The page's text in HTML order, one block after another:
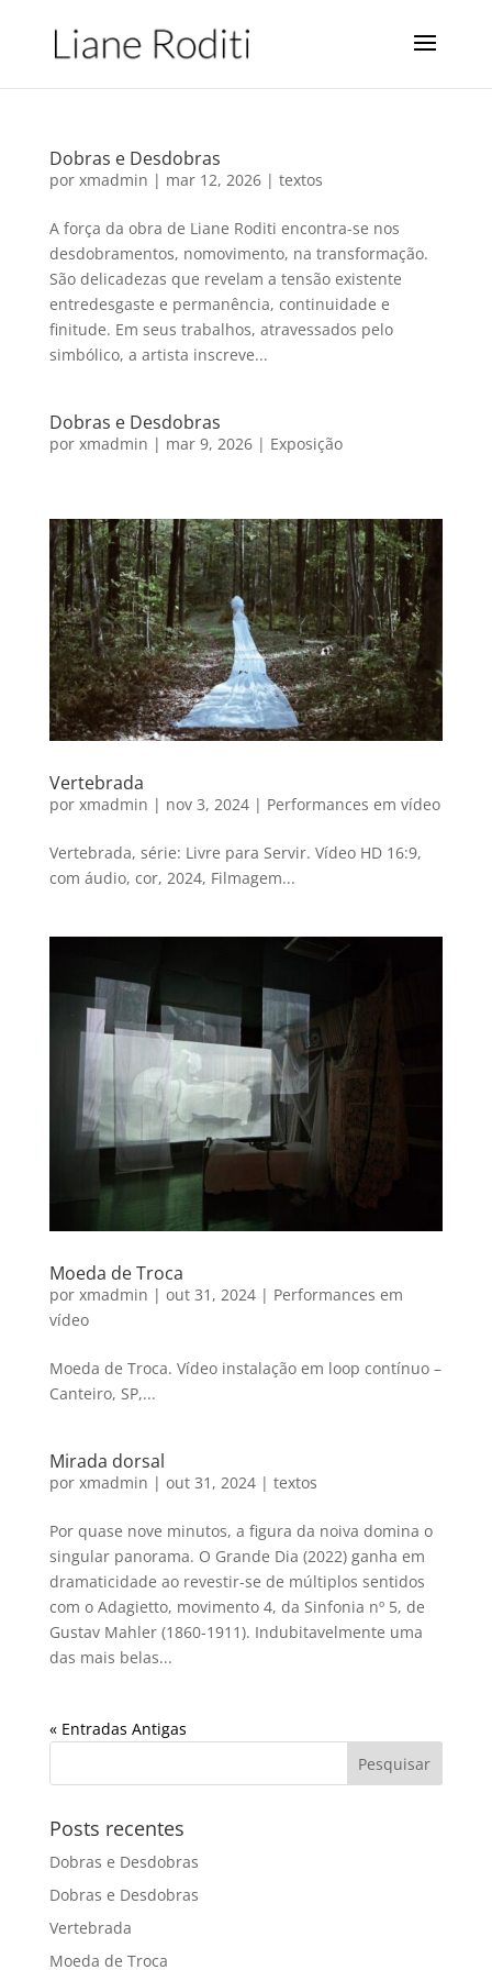
Dobras e Desdobras
por xmadmin | mar 12, 2026| textos
A força da obra de Liane Roditi encontra-se nos
desdobramentos, nomovimento, na transformação.
São delicadezas que revelam a tensão existente
entredesgaste e permanência, continuidade e
finitude. Em seus trabalhos, atravessados pelo
simbólico, a artista inscreve...
Dobras e Desdobras
por xmadmin | mar 9, 2026| Exposição
Vertebrada
por xmadmin | nov 3, 2024| Performances em vídeo
Vertebrada, série: Livre para Servir. Vídeo HD 16:9,
com áudio, cor, 2024, Filmagem...
Moeda de Troca
por xmadmin | out 31, 2024| Performances em
vídeo
Moeda de Troca. Vídeo instalação em loop contínuo –
Canteiro, SP,...
Mirada dorsal
por xmadmin | out 31, 2024| textos
Por quase nove minutos, a figura da noiva domina o
singular panorama. O Grande Dia (2022) ganha em
dramaticidade ao revestir-se de múltiplos sentidos
com o Adagietto, movimento 4, da Sinfonia nº 5, de
Gustav Mahler (1860-1911). Indubitavelmente uma
das mais belas...
« Entradas Antigas
Posts recentes
Dobras e Desdobras
Dobras e Desdobras
Vertebrada
Moeda de Troca